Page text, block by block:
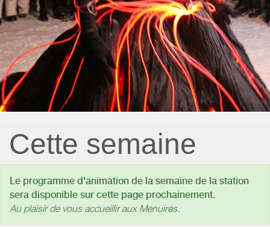
Cette semaine
Le programme d'animation de la semaine de la station
sera disponible sur cette page prochainement.
Au plaisir de vous accueillir aux Menuires.